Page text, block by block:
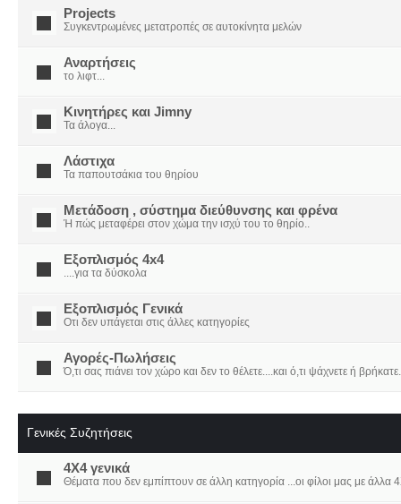
Projects
Συγκεντρωμένες μετατροπές σε αυτοκίνητα μελών
Αναρτήσεις
το λιφτ...
Κινητήρες και Jimny
Τα άλογα...
Λάστιχα
Τα παπουτσάκια του θηρίου
Μετάδοση , σύστημα διεύθυνσης και φρένα
Ή πώς μεταφέρει στον χώμα την ισχύ του το θηρίο..
Εξοπλισμός 4x4
....για τα δύσκολα
Εξοπλισμός Γενικά
Οτι δεν υπάγεται στις άλλες κατηγορίες
Αγορές-Πωλήσεις
Ό,τι σας πιάνει τον χώρο και δεν το θέλετε....και ό,τι ψάχνετε ή
Γενικές Συζητήσεις
4X4 γενικά
Θέματα που δεν εμπίπτουν σε άλλη κατηγορία ...οι φίλοι μας με άλλα